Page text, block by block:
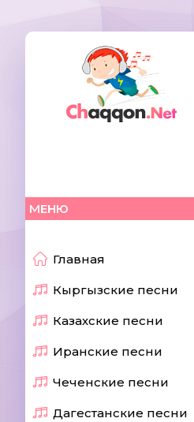
МЕНЮ
Главная
Кыргызские песни
Казахские песни
Иранские песни
Чеченские песни
Дагестанские песни